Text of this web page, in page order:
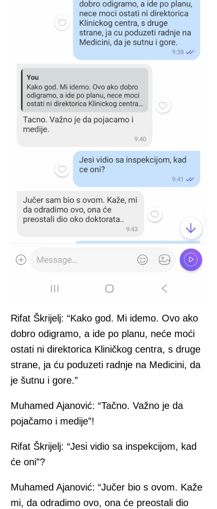
Rifat Škrijelj: “Kako god. Mi idemo. Ovo ako
dobro odigramo, a ide po planu, neće moći
ostati ni direktorica Kliničkog centra, s druge
strane, ja ću poduzeti radnje na Medicini, da
je šutnu i gore.”
Muhamed Ajanović: “Tačno. Važno je da
pojačamo i medije”!
Rifat Škrijelj: “Jesi vidio sa inspekcijom, kad
će oni”?
Muhamed Ajanović: “Jučer bio s ovom. Kaže
mi, da odradimo ovo, ona će preostali dio